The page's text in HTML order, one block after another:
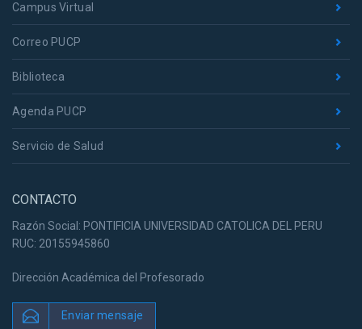
Campus Virtual
Correo PUCP
Biblioteca
Agenda PUCP
Servicio de Salud
CONTACTO
Razón Social: PONTIFICIA UNIVERSIDAD CATOLICA DEL PERU
RUC: 20155945860
Dirección Académica del Profesorado
Enviar mensaje